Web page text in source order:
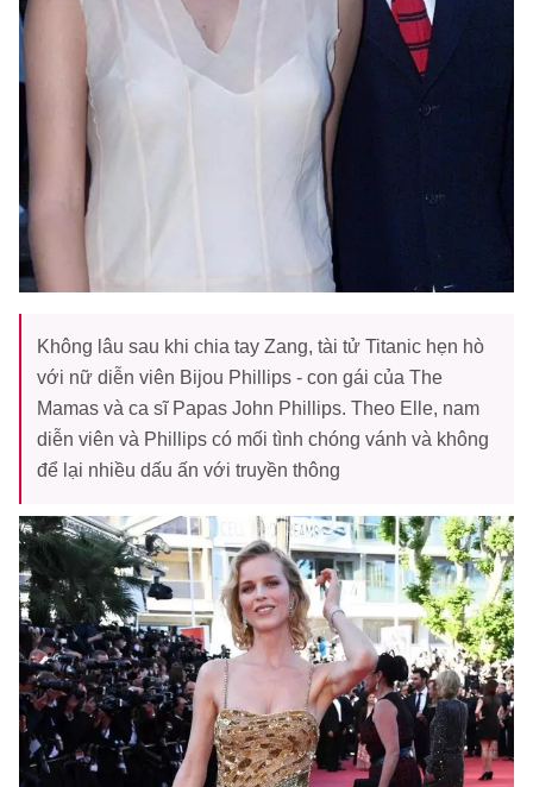
Không lâu sau khi chia tay Zang, tài tử Titanic hẹn hò
với nữ diễn viên Bijou Phillips - con gái của The
Mamas và ca sĩ Papas John Phillips. Theo Elle, nam
diễn viên và Phillips có mối tình chóng vánh và không
để lại nhiều dấu ấn với truyền thông